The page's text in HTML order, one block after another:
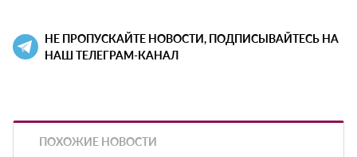
НЕ ПРОПУСКАЙТЕ НОВОСТИ, ПОДПИСЫВАЙТЕСЬ НА
НАШ ТЕЛЕГРАМ-КАНАЛ
ПОХОЖИЕ НОВОСТИ